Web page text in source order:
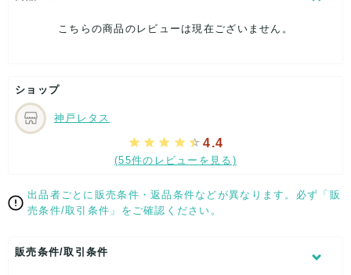
こちらの商品のレビューは現在ございません。
ショップ
神戸レタス
4.4
(55件のレビューを見る)
出品者ごとに販売条件・返品条件などが異なります。必ず「販
売条件/取引条件」をご確認ください。
販売条件/取引条件